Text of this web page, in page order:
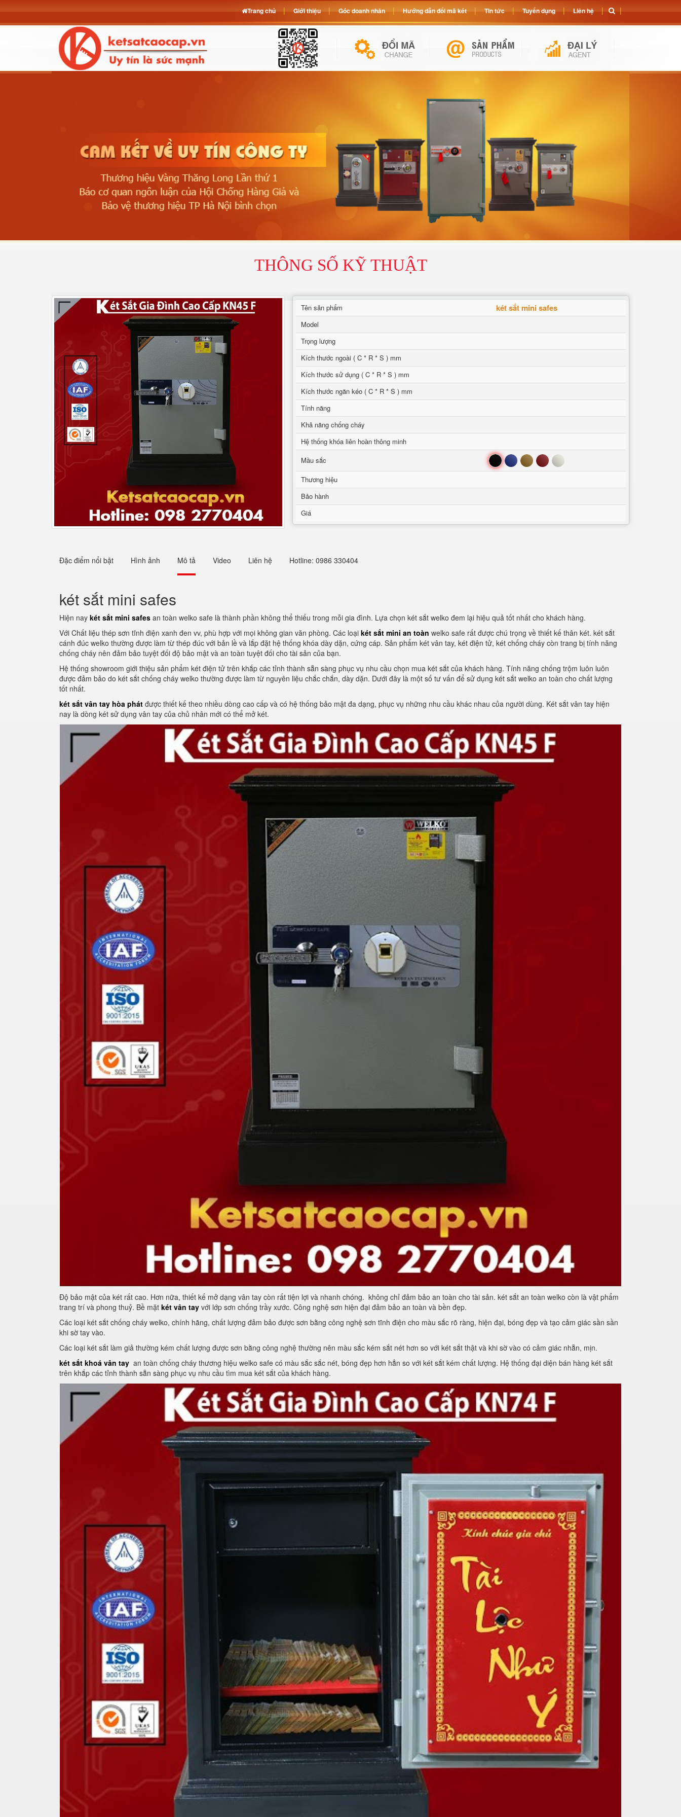
THÔNG SỐ KỸ THUẬT
Tên sản phẩm két sắt mini safes
Model
Trọng lượng
Kích thước ngoài ( C * R * S ) mm
Kích thước sử dụng ( C * R * S ) mm
Kích thước ngăn kéo ( C * R * S ) mm
Tính năng
Khả năng chống cháy
Hệ thống khóa liên hoàn thông minh
Mầu sắc
Đen Xanh Nâu Đỏ Trắng
Thương hiệu
Bảo hành
Giá
Đặc điểm nổi bật Hình ảnh Mô tả Video Liên hệ Hotline: 0986 330404
két sắt mini safes
Hiện nay két sắt mini safes an toàn welko safe là thành phần không thể thiếu trong mỗi gia đình. Lựa chọn két sắt welko đem lại hiệu quả tốt nhất cho khách hàng.
Với Chất liệu thép sơn tĩnh điện xanh đen vv, phù hợp với mọi không gian văn phòng. Các loại két sắt mini an toàn welko safe rất được chú trọng về thiết kế thân két. két sắt
cánh đúc welko thường được làm từ thép đúc với bản lề và lắp đặt hệ thống khóa dày dặn, cứng cáp. Sản phẩm két vân tay, két điện tử, két chống cháy còn trang bị tính năng
chống cháy nên đảm bảo tuyệt đối độ bảo mật và an toàn tuyệt đối cho tài sản của bạn.
Hệ thống showroom giới thiệu sản phẩm két điện tử trên khắp các tỉnh thành sẵn sàng phục vụ nhu cầu chọn mua két sắt của khách hàng. Tính năng chống trộm luôn luôn
được đảm bảo do két sắt chống cháy welko thường được làm từ nguyên liệu chắc chắn, dày dặn. Dưới đây là một số tư vấn để sử dụng két sắt welko an toàn cho chất lượng
tốt nhất.
két sắt vân tay hòa phát được thiết kế theo nhiều dòng cao cấp và có hệ thống bảo mật đa dạng, phục vụ những nhu cầu khác nhau của người dùng. Két sắt vân tay hiện
nay là dòng két sử dụng vân tay của chủ nhân mới có thể mở két.
Độ bảo mật của két rất cao. Hơn nữa, thiết kế mở dạng vân tay còn rất tiện lợi và nhanh chóng. không chỉ đảm bảo an toàn cho tài sản. két sắt an toàn welko còn là vật phẩm
trang trí và phong thuỷ. Bề mặt két vân tay với lớp sơn chống trầy xước. Công nghệ sơn hiện đại đảm bảo an toàn và bền đẹp.
Các loại két sắt chống cháy welko, chính hãng, chất lượng đảm bảo được sơn bằng công nghệ sơn tĩnh điện cho màu sắc rõ ràng, hiện đại, bóng đẹp và tạo cảm giác sần sần
khi sờ tay vào.
Các loại két sắt làm giả thường kém chất lượng được sơn bằng công nghệ thường nên màu sắc kém sắt nét hơn so với két sắt thật và khi sờ vào có cảm giác nhẵn, mịn.
két sắt khoá vân tay an toàn chống cháy thương hiệu welko safe có màu sắc sắc nét, bóng đẹp hơn hẳn so với két sắt kém chất lượng. Hệ thống đại diện bán hàng két sắt
trên khắp các tỉnh thành sẵn sàng phục vụ nhu cầu tìm mua két sắt của khách hàng.
Trang chủ Giới thiệu Góc doanh nhân Hướng dẫn đổi mã két Tin tức Tuyển dụng Liên hệ